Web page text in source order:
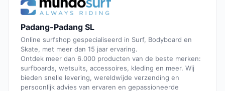
Padang-Padang SL
Online surfshop gespecialiseerd in Surf, Bodyboard en
Skate, met meer dan 15 jaar ervaring.
Ontdek meer dan 6.000 producten van de beste merken:
surfboards, wetsuits, accessoires, kleding en meer. Wij
bieden snelle levering, wereldwijde verzending en
persoonlijk advies van ervaren en gepassioneerde